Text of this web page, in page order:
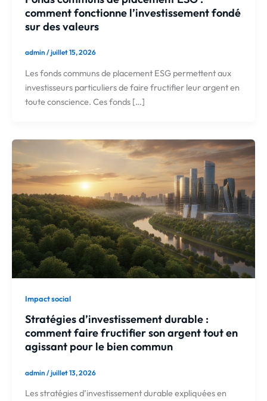
comment fonctionne l’investissement fondé
sur des valeurs
admin/juillet 15, 2026
Les fonds communs de placement ESG permettent aux
investisseurs particuliers de faire fructifier leur argent en
toute conscience. Ces fonds […]
Impact social
Stratégies d’investissement durable :
comment faire fructifier son argent tout en
agissant pour le bien commun
admin/juillet 13, 2026
Les stratégies d’investissement durable expliquées en